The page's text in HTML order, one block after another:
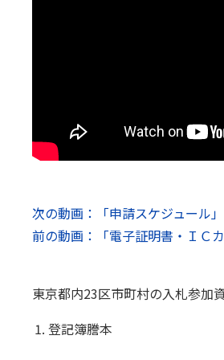
次の動画：「申請スケジュール」
前の動画：「電子証明書・ＩＣ
東京都内23区市町村の入札参加
登記簿謄本